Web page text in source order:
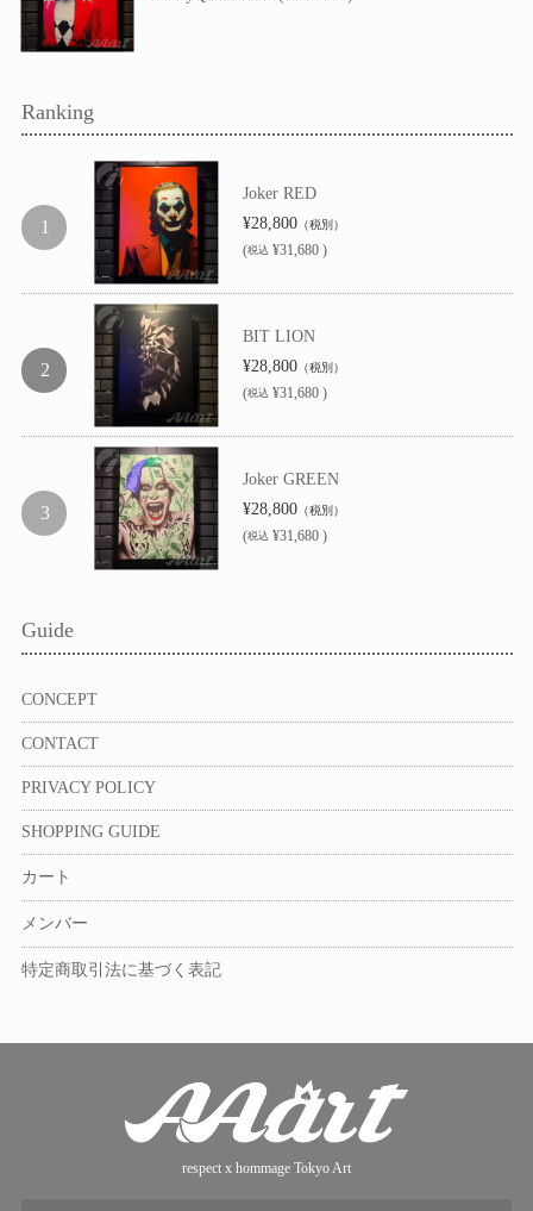
Ranking
Joker RED
¥28,800（税別）
(税込 ¥31,680 )
BIT LION
¥28,800（税別）
(税込 ¥31,680 )
Joker GREEN
¥28,800（税別）
(税込 ¥31,680 )
Guide
CONCEPT
CONTACT
PRIVACY POLICY
SHOPPING GUIDE
カート
メンバー
特定商取引法に基づく表記
respect x hommage Tokyo Art